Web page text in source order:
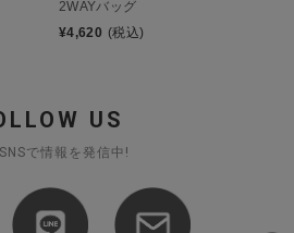
2WAYバッグ
¥4,620 (税込)
US
で情報を発信中!